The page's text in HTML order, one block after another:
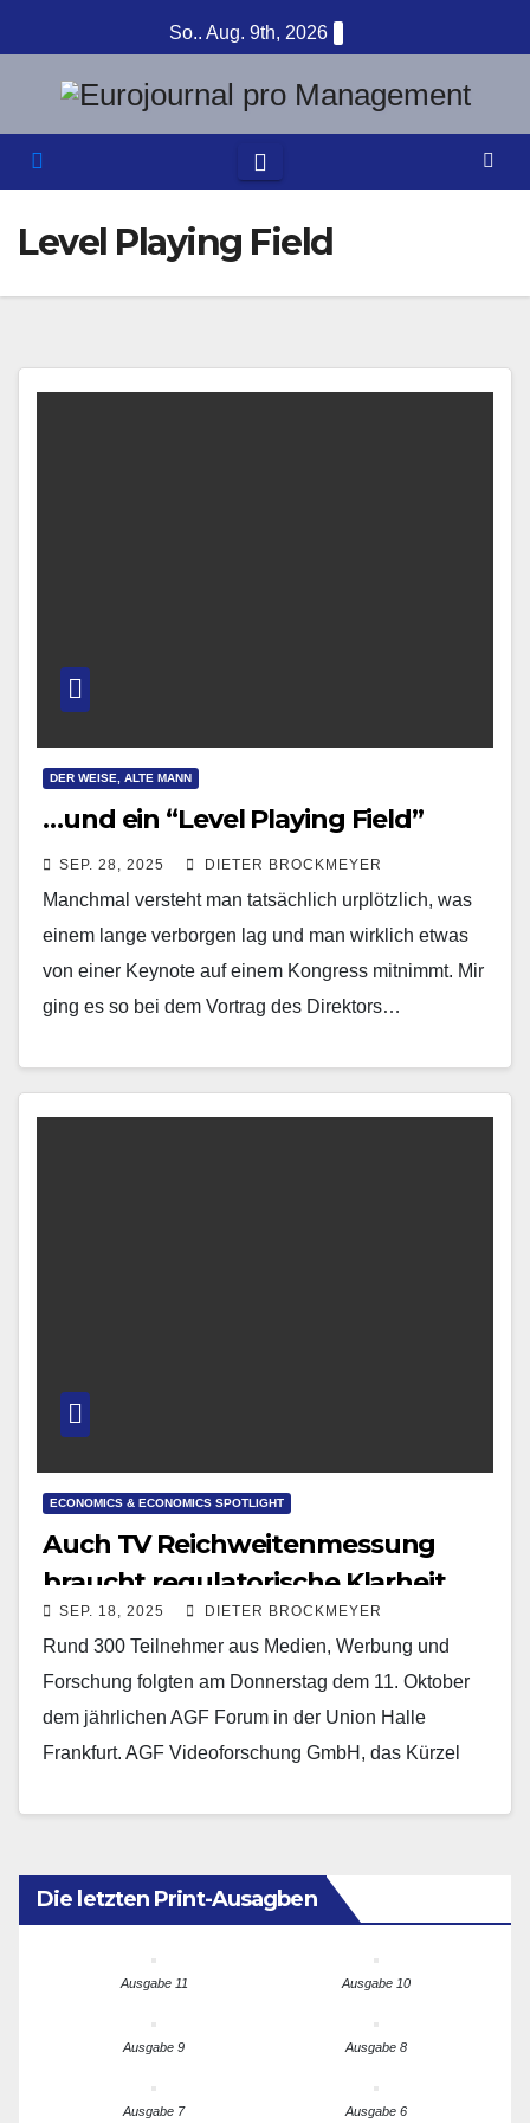
Inhalt
springen
So.. Aug. 9th, 2026
Level Playing Field
DER WEISE, ALTE MANN
…und ein “Level Playing Field”
SEP. 28, 2025 DIETER BROCKMEYER
Manchmal versteht man tatsächlich urplötzlich, was
einem lange verborgen lag und man wirklich etwas
von einer Keynote auf einem Kongress mitnimmt. Mir
ging es so bei dem Vortrag des Direktors…
ECONOMICS & ECONOMICS SPOTLIGHT
Auch TV Reichweitenmessung
braucht regulatorische Klarheit
SEP. 18, 2025 DIETER BROCKMEYER
Rund 300 Teilnehmer aus Medien, Werbung und
Forschung folgten am Donnerstag dem 11. Oktober
dem jährlichen AGF Forum in der Union Halle
Frankfurt. AGF Videoforschung GmbH, das Kürzel
Die letzten Print-Ausagben
Ausgabe 11 Ausgabe 10
Ausgabe 9 Ausgabe 8
Ausgabe 7 Ausgabe 6